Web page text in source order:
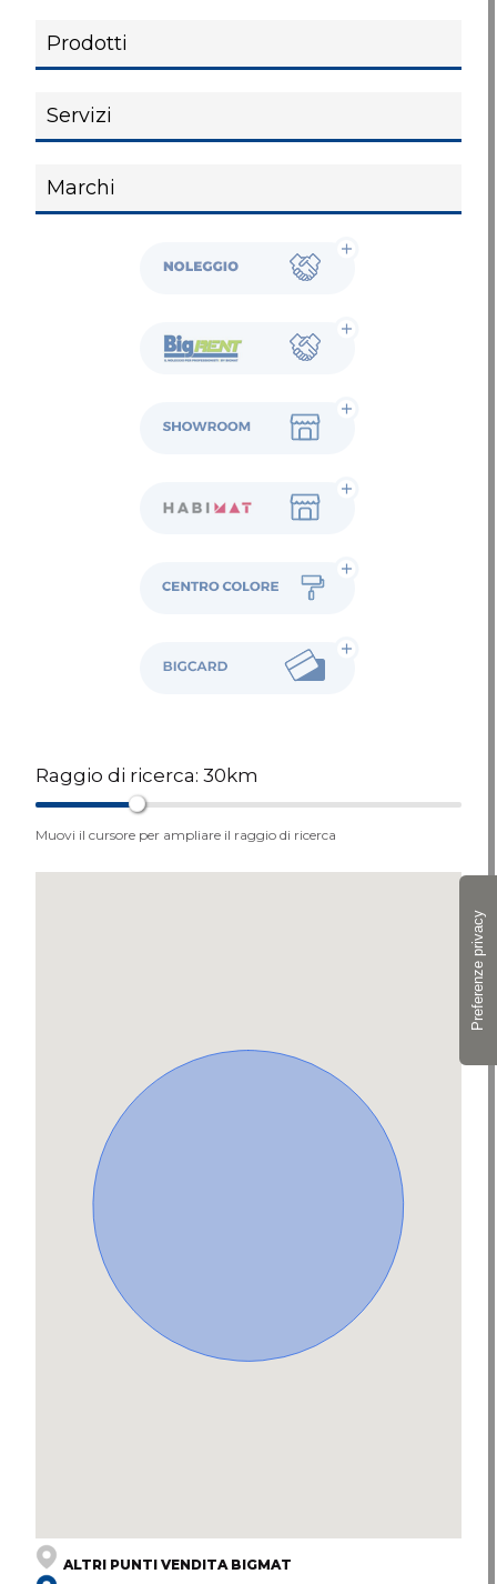
BigRent
Raggio di ricerca:30km
Muovi il cursore per ampliare il raggio di ricerca
ALTRI PUNTI VENDITA BIGMAT